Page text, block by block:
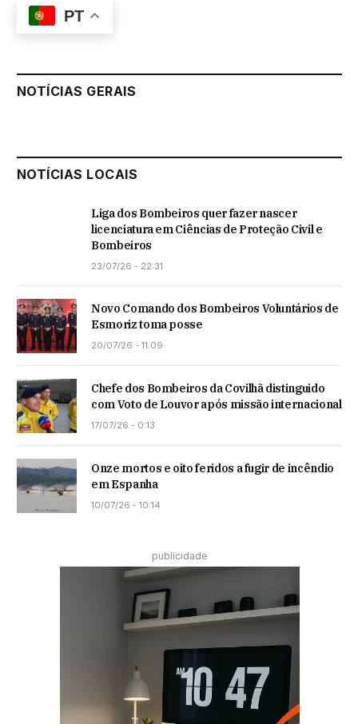
PT
NOTÍCIAS GERAIS
NOTÍCIAS LOCAIS
Liga dos Bombeiros quer fazer nascer
licenciatura em Ciências de Proteção Civil e
Bombeiros
23/07/26 - 22:31
Novo Comando dos Bombeiros Voluntários de
Esmoriz toma posse
20/07/26 - 11:09
Chefe dos Bombeiros da Covilhã distinguido
com Voto de Louvor após missão internacional
17/07/26 - 0:13
Onze mortos e oito feridos a fugir de incêndio
em Espanha
10/07/26 - 10:14
publicidade